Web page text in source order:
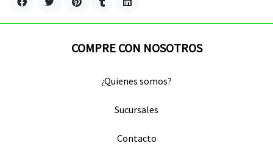
COMPRE CON NOSOTROS
¿Quienes somos?
Sucursales
Contacto